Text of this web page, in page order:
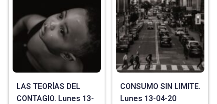
LAS TEORÍAS DEL
CONTAGIO. Lunes 13-
CONSUMO SIN LIMITE.
Lunes 13-04-20